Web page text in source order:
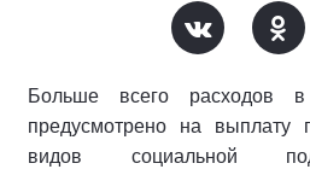
Больше всего расходов
предусмотрено на выплату
видов социальной